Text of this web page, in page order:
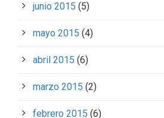
junio 2015 (5)
mayo 2015 (4)
abril 2015 (6)
marzo 2015 (2)
febrero 2015 (6)